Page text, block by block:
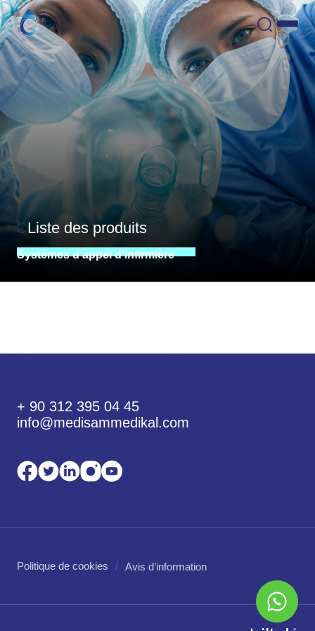
Liste des produits
Systèmes d'appel d'infirmière
+ 90 312 395 04 45
info@medisammedikal.com
Politique de cookies Avis d’information